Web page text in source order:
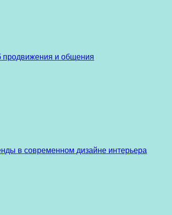
продвижения и общения
в современном дизайне интерьера